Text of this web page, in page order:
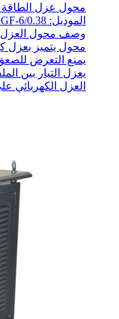
محول عزل الطاقة SG 6 كيلو فولت أمبير ثلاثي الأطوار
الموديل: SKS-SGGF-6/0.38
وصف محول العزل
محول يتميز بعزل
يمنع التعرض
يعزل التيار بين
العزل الكهربائي